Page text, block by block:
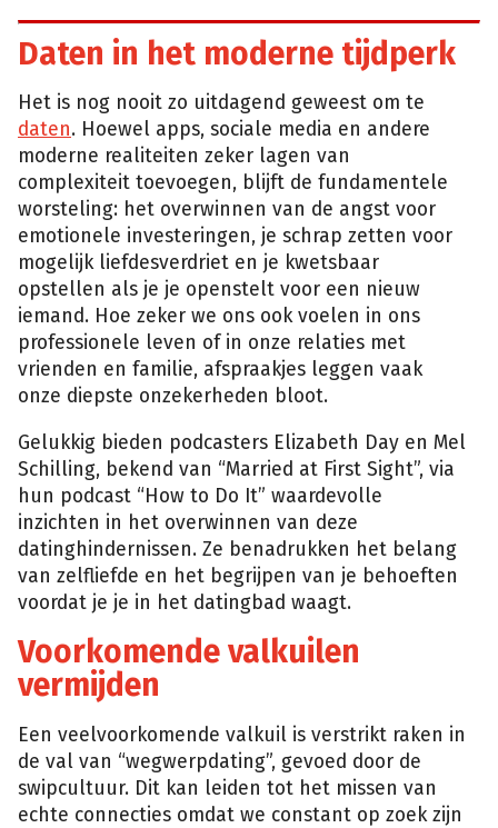
Daten in het moderne tijdperk
Het is nog nooit zo uitdagend geweest om te
daten. Hoewel apps, sociale media en andere
moderne realiteiten zeker lagen van
complexiteit toevoegen, blijft de fundamentele
worsteling: het overwinnen van de angst voor
emotionele investeringen, je schrap zetten voor
mogelijk liefdesverdriet en je kwetsbaar
opstellen als je je openstelt voor een nieuw
iemand. Hoe zeker we ons ook voelen in ons
professionele leven of in onze relaties met
vrienden en familie, afspraakjes leggen vaak
onze diepste onzekerheden bloot.
Gelukkig bieden podcasters Elizabeth Day en Mel
Schilling, bekend van “Married at First Sight”, via
hun podcast “How to Do It” waardevolle
inzichten in het overwinnen van deze
datinghindernissen. Ze benadrukken het belang
van zelfliefde en het begrijpen van je behoeften
voordat je je in het datingbad waagt.
Voorkomende valkuilen
vermijden
Een veelvoorkomende valkuil is verstrikt raken in
de val van “wegwerpdating”, gevoed door de
swipcultuur. Dit kan leiden tot het missen van
echte connecties omdat we constant op zoek zijn